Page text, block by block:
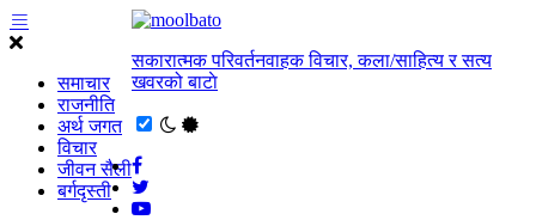
समाचार
राजनीति
अर्थ जगत
विचार
जीवन सैली
बर्गदृस्ती
सकारात्मक परिवर्तनवाहक विचार, कला/साहित्य र सत्य
खवरको बाटाे